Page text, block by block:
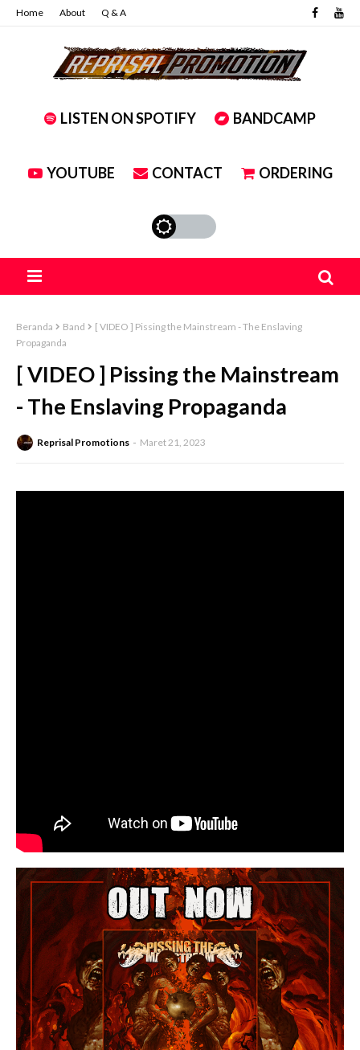
Home About Q & A
LISTEN ON SPOTIFY BANDCAMP
YOUTUBE CONTACT ORDERING
Beranda Band
[ VIDEO ] Pissing the Mainstream - The Enslaving
Propaganda
[ VIDEO ] Pissing the Mainstream
- The Enslaving Propaganda
Reprisal Promotions Maret 21, 2023